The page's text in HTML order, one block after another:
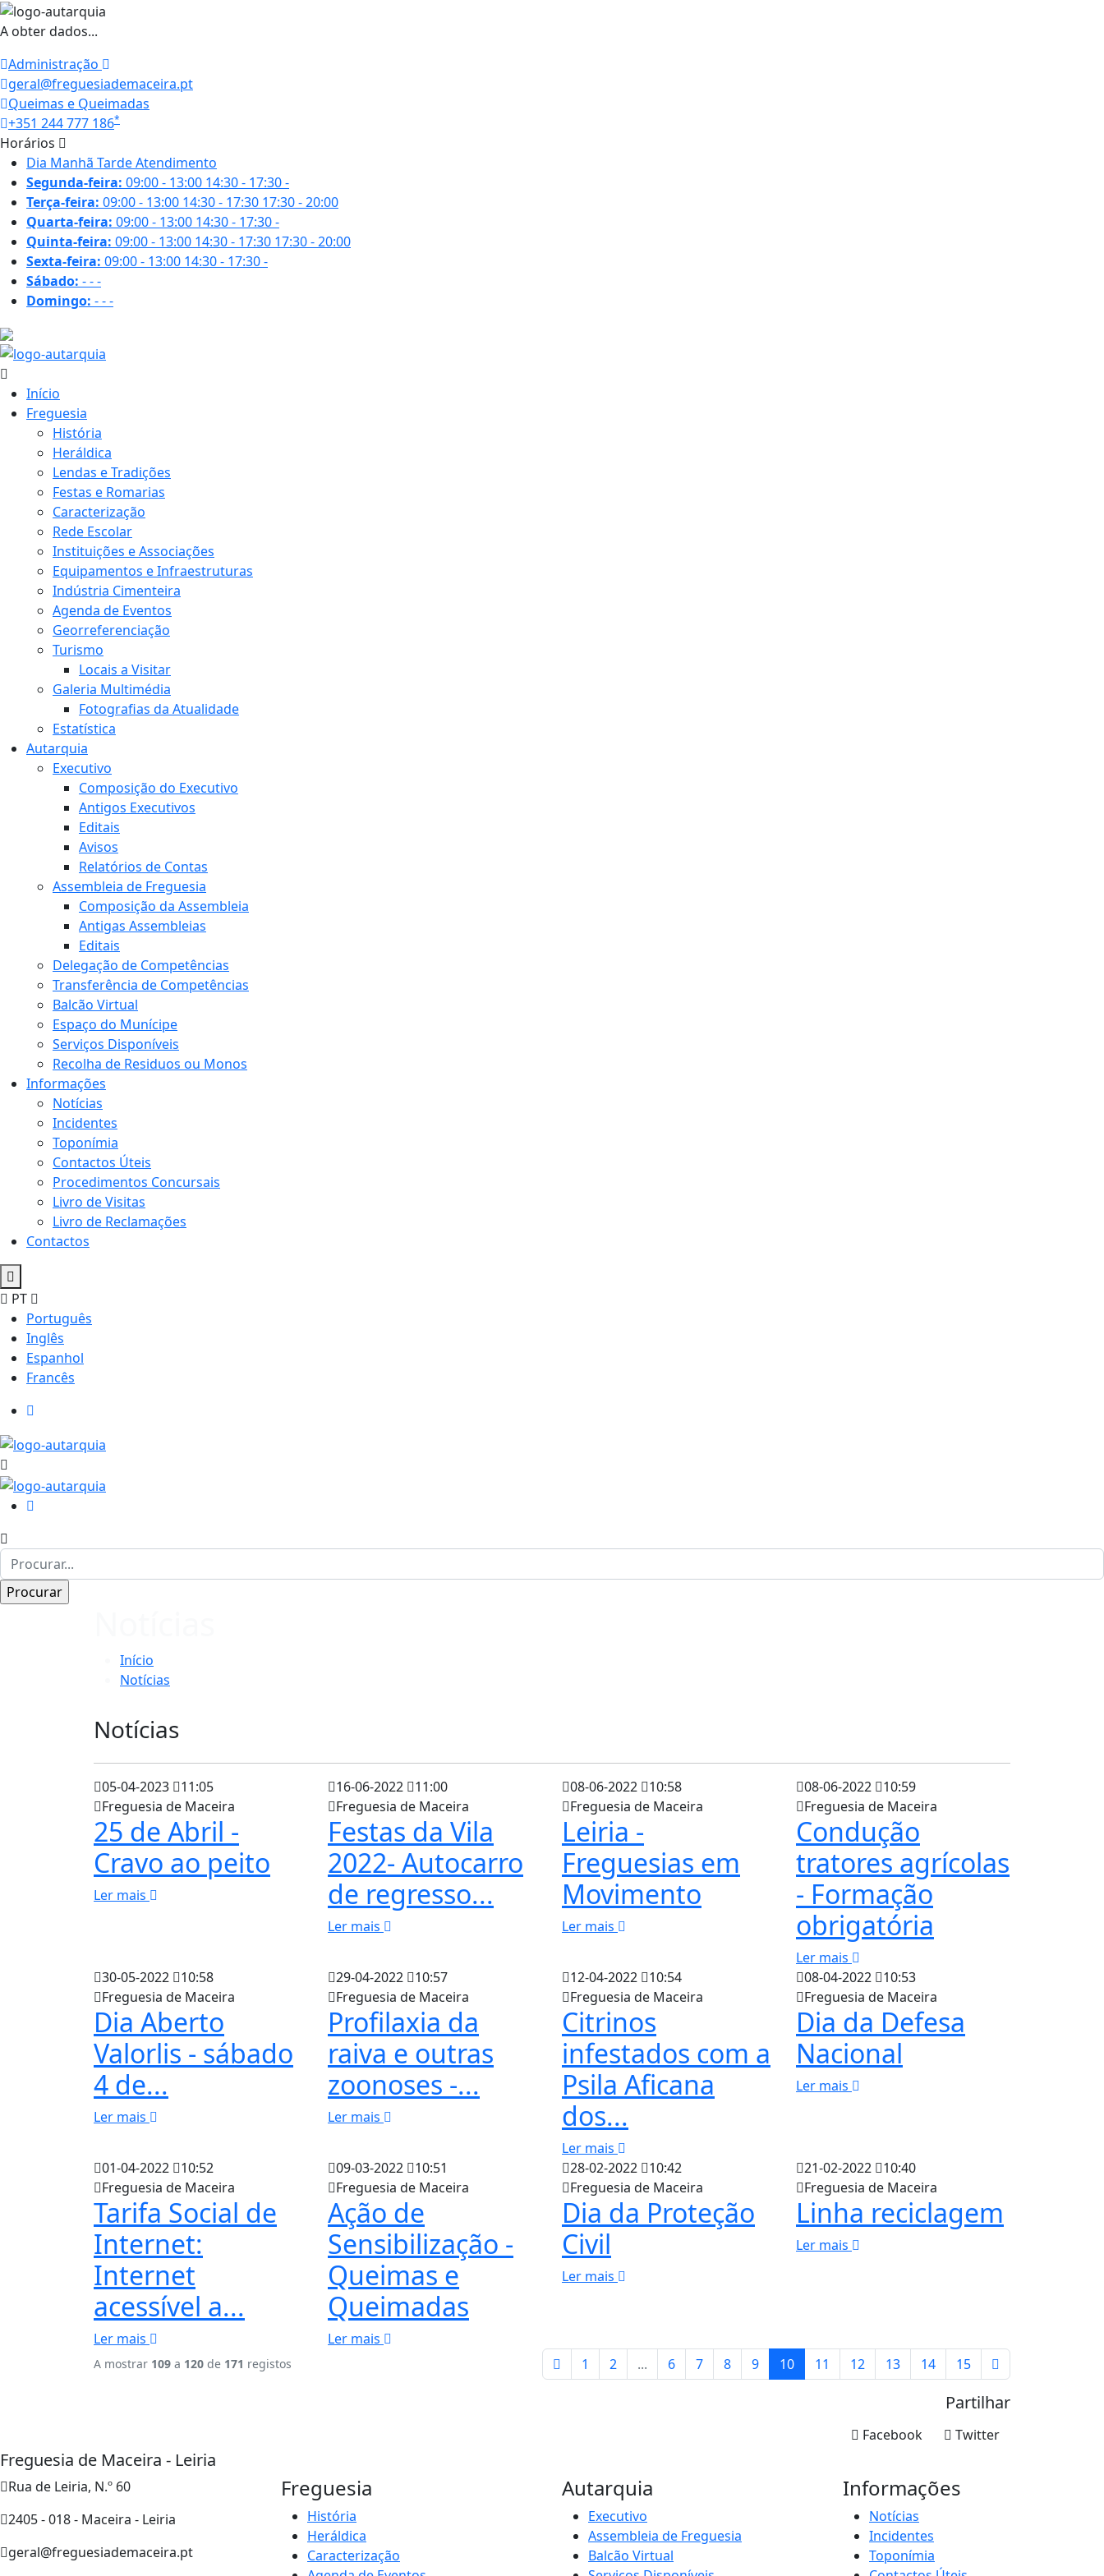
A obter dados...
Administração
geral@freguesiademaceira.pt
Queimas e Queimadas
+351 244 777 186*
Horários
Dia Manhã TardeAtendimento
Segunda-feira: 09:00 - 13:00 14:30 - 17:30-
Terça-feira: 09:00 - 13:00 14:30 - 17:30 17:30 - 20:00
Quarta-feira: 09:00 - 13:00 14:30 - 17:30-
Quinta-feira: 09:00 - 13:00 14:30 - 17:30 17:30 - 20:00
Sexta-feira: 09:00 - 13:00 14:30 - 17:30-
Sábado: ---
Domingo: ---
Início
Freguesia
História
Heráldica
Lendas e Tradições
Festas e Romarias
Caracterização
Rede Escolar
Instituições e Associações
Equipamentos e Infraestruturas
Indústria Cimenteira
Agenda de Eventos
Georreferenciação
Turismo
Locais a Visitar
Galeria Multimédia
Fotografias da Atualidade
Estatística
Autarquia
Executivo
Composição do Executivo
Antigos Executivos
Editais
Avisos
Relatórios de Contas
Assembleia de Freguesia
Composição da Assembleia
Antigas Assembleias
Editais
Delegação de Competências
Transferência de Competências
Balcão Virtual
Espaço do Munícipe
Serviços Disponíveis
Recolha de Residuos ou Monos
Informações
Notícias
Incidentes
Toponímia
Contactos Úteis
Procedimentos Concursais
Livro de Visitas
Livro de Reclamações
Contactos
PT
Português
Inglês
Espanhol
Francês
Início
Notícias
Notícias
05-04-2023
11:05
Freguesia de Maceira
25 de Abril -
Cravo ao peito
Ler mais
16-06-2022
11:00
Freguesia de Maceira
Festas da Vila
2022- Autocarro
de regresso...
Ler mais
08-06-2022
10:58
Freguesia de Maceira
Leiria -
Freguesias em
Movimento
Ler mais
08-06-2022
10:59
Freguesia de Maceira
Condução
tratores agrícolas
- Formação
obrigatória
Ler mais
30-05-2022
10:58
Freguesia de Maceira
Dia Aberto
Valorlis - sábado
4 de...
Ler mais
29-04-2022
10:57
Freguesia de Maceira
Profilaxia da
raiva e outras
zoonoses -...
Ler mais
12-04-2022
10:54
Freguesia de Maceira
Citrinos
infestados com a
Psila Aficana
dos...
Ler mais
08-04-2022
10:53
Freguesia de Maceira
Dia da Defesa
Nacional
Ler mais
01-04-2022
10:52
Freguesia de Maceira
Tarifa Social de
Internet:
Internet
acessível a...
Ler mais
09-03-2022
10:51
Freguesia de Maceira
Ação de
Sensibilização -
Queimas e
Queimadas
Ler mais
28-02-2022
10:42
Freguesia de Maceira
Dia da Proteção
Civil
Ler mais
21-02-2022
10:40
Freguesia de Maceira
Linha reciclagem
Ler mais
A mostrar 109 a 120 de 171 registos 1 2 ... 6 7 8 9 10 11 12 13 14 15
Partilhar
Twitter
Facebook
Freguesia de Maceira - Leiria
Rua de Leiria, N.º 60
2405 - 018 - Maceira - Leiria
geral@freguesiademaceira.pt
Freguesia
História
Heráldica
Caracterização
Autarquia
Executivo
Assembleia de Freguesia
Balcão Virtual
Informações
Notícias
Incidentes
Toponímia